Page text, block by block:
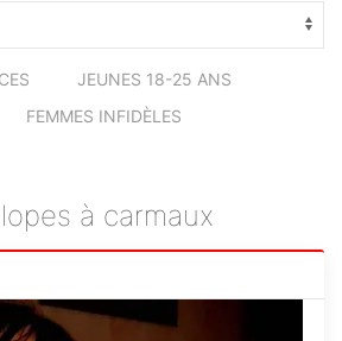
JEUNES 18-25 ANS
FEMMES INFIDÈLES
à carmaux